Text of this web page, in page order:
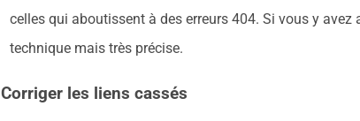
celles qui aboutissent à des erreurs 404. Si vous y avez
technique mais très précise.
Corriger les liens cassés